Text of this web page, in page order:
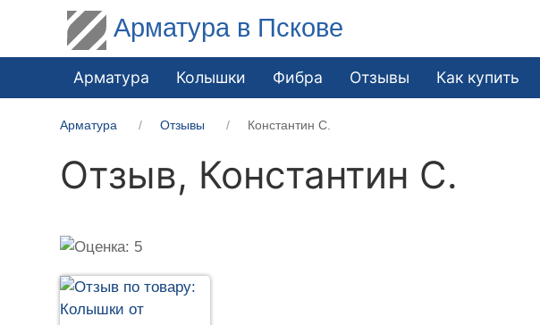
Арматура в Пскове
Арматура Колышки Фибра Отзывы Как купить
Арматура Отзывы Константин С.
Отзыв, Константин С.